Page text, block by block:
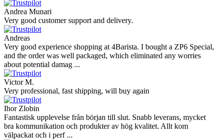
Andrea Munari
Very good customer support and delivery.
Andreas
Very good experience shopping at 4Barista. I bought a ZP6 Special,
and the order was well packaged, which eliminated any worries
about potential damag ...
Victor M.
Very professional, fast shipping, will buy again
Ihor Zlobin
Fantastisk upplevelse från början till slut. Snabb leverans, mycket
bra kommunikation och produkter av hög kvalitet. Allt kom
välpackat och i perf ...